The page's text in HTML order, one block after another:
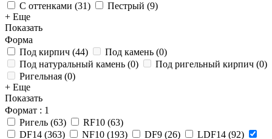
С оттенками (31) Пестрый (9)
+ Еще
Показать
Форма
Под кирпич (44) Под камень (0)
Под натуральный камень (0) Под ригельный кирпич (0)
Ригельная (0)
+ Еще
Показать
Формат : 1
Ригель (63) RF10 (63)
DF14 (363) NF10 (193) DF9 (26) LDF14 (92)